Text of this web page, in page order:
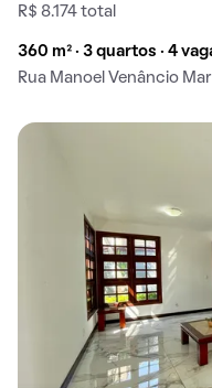
R$ 8.174 total
360 m² · 3 quartos · 4
Rua Manoel Venâncio